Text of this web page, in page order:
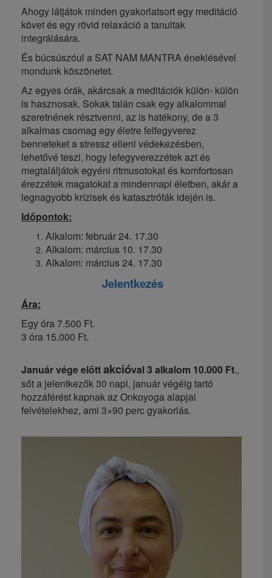
Ahogy látjátok minden gyakorlatsort egy meditáció
követ és egy rövid relaxáció a tanultak
integrálására.
És búcsúszóul a SAT NAM MANTRA éneklésével
mondunk köszönetet.
Az egyes órák, akárcsak a meditációk külön- külön
is hasznosak. Sokak talán csak egy alkalommal
szeretnének résztvenni, az is hatékony, de a 3
alkalmas csomag egy életre felfegyverez
benneteket a stressz elleni védekezésben,
lehetővé teszi, hogy lefegyverezzétek azt és
megtaláljátok egyéni ritmusotokat és komfortosan
érezzétek magatokat a mindennapi életben, akár a
legnagyobb krízisek és katasztrófák idején is.
Időpontok:
Alkalom: február 24. 17.30
Alkalom: március 10. 17.30
Alkalom: március 24. 17.30
Jelentkezés
Ára:
Egy óra 7.500 Ft.
3 óra 15.000 Ft.
Január vége előttakcióval 3 alkalom 10.000 Ft.,
sőt a jelentkezők 30 napi, január végéig tartó
hozzáférést kapnak az Onkoyoga alapjai
felvételekhez, ami 3×90 perc gyakorlás.